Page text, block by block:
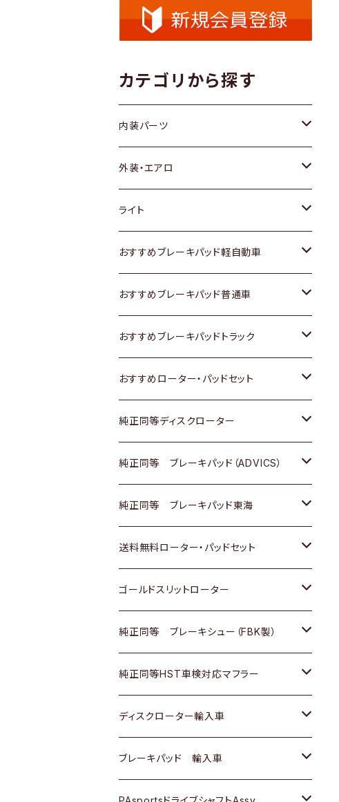
カテゴリから探す
内装パーツ
トヨタ
ホンダ
スズキ
日産
いすゞ
ダイハツ
マツダ
三菱
スバル
日野
三菱ふそう
ＢＭＷ
外装・エアロ
トヨタ
ホンダ
スズキ
日産
いすゞ
ダイハツ
マツダ
三菱
日野
三菱ふそう
ライト
トヨタ
スズキ
日産
いすゞ
ダイハツ
三菱
日野
三菱ふそう
その他
おすすめブレーキパッド軽自動車
トヨタ
ホンダ
スズキ
日産
ダイハツ
マツダ
三菱
スバル
おすすめブレーキパッド普通車
トヨタ
ホンダ
スズキ
日産
いすゞ
ダイハツ
マツダ
三菱
スバル
おすすめブレーキパッドトラック
トヨタ
日産
いすゞ
ダイハツ
マツダ
三菱
おすすめローター・パッドセット
トヨタ
ホンダ
スズキ
日産
ダイハツ
マツダ
三菱
スバル
純正同等ディスクローター
トヨタ
ホンダ
スズキ
日産
いすゞ
ダイハツ
マツダ
三菱
スバル
純正同等 ブレーキパッド（ADVICS）
トヨタ
ホンダ
スズキ
日産
ダイハツ
マツダ
三菱
スバル
純正同等 ブレーキパッド東海
トヨタ
ホンダ
日産
いすゞ
ダイハツ
マツダ
三菱
送料無料ローター・パッドセット
トヨタ
ホンダ
スズキ
日産
ダイハツ
マツダ
ゴールドスリットローター
トヨタ
ホンダ
スズキ
日産
ダイハツ
純正同等 ブレーキシュー（FBK製）
ホンダ
スズキ
日産
ダイハツ
純正同等HST車検対応マフラー
トヨタ
ホンダ
スズキ
ディスクローター輸入車
ＡＵＤＩ
ＢＥＮＺ
ブレーキパッド 輸入車
ＢＥＮＺ